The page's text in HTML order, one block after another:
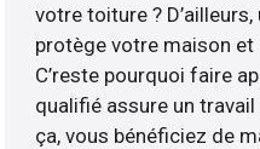
votre toiture ?
protège votre maison
C’reste pourquoi faire
qualifié assure un
ça, vous bénéficiez de